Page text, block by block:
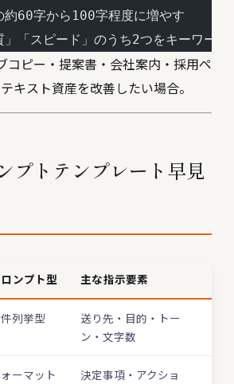
60字から100字程度に増やす
「スピード」のうち2つをキーワード
コピー・提案書・会社案内・採用ペ
キスト資産を改善したい場合。
プトテンプレート早見
ンプト型 主な指示要素
列挙型
送り先・目的・トー
ン・文字数
ーマット
決定事項・アクショ